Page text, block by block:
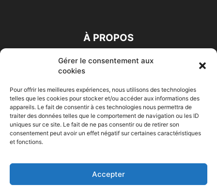
Gérer le consentement aux
cookies
Pour offrir les meilleures expériences, nous utilisons des technologies
telles que les cookies pour stocker et/ou accéder aux informations des
appareils. Le fait de consentir à ces technologies nous permettra de
traiter des données telles que le comportement de navigation ou les ID
uniques sur ce site. Le fait de ne pas consentir ou de retirer son
consentement peut avoir un effet négatif sur certaines caractéristiques
et fonctions.
Accepter
À PROPOS
SUIVEZ NOUS
Accueil Economie Entreprises Entrepreneur Afrique
HIGH-TECH Auto-Moto